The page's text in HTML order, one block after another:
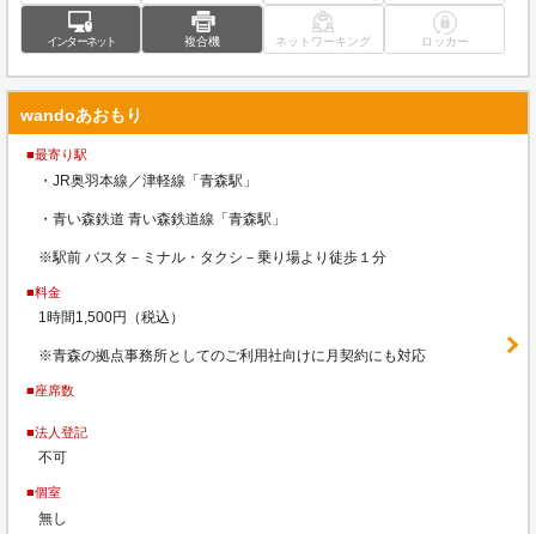
インターネット 複合機 ネットワーキング ロッカー
wandoあおもり
■最寄り駅
・JR奥羽本線／津軽線「青森駅」
・青い森鉄道 青い森鉄道線「青森駅」
※駅前 バスタ－ミナル・タクシ－乗り場より徒歩１分
■料金
1時間1,500円（税込）
※青森の拠点事務所としてのご利用社向けに月契約にも対応
■座席数
■法人登記
不可
■個室
無し